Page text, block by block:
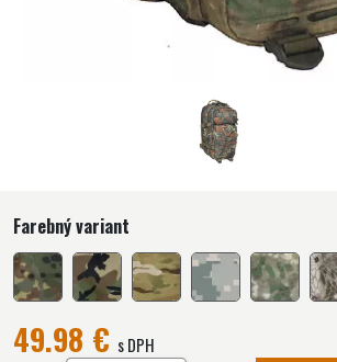
Farebný variant
49.98 € s DPH